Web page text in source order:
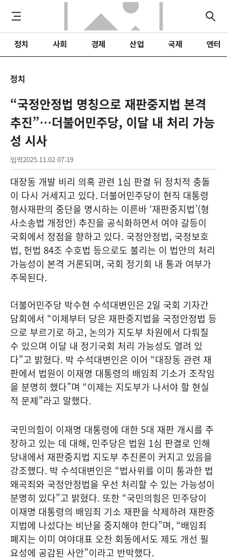
정치 사회 경제 산업 국제 엔터
정치
“국정안정법 명칭으로 재판중지법 본격
추진”…더불어민주당, 이달 내 처리 가능
성 시사
입력2025.11.02 07:19
대장동 개발 비리 의혹 관련 1심 판결 뒤 정치적 충돌
이 다시 거세지고 있다. 더불어민주당이 현직 대통령
형사재판의 중단을 명시하는 이른바 ‘재판중지법’(형
사소송법 개정안) 추진을 공식화하면서 여야 갈등이
국회에서 정점을 향하고 있다. 국정안정법, 국정보호
법, 헌법 84조 수호법 등으로도 불리는 이 법안의 처리
가능성이 본격 거론되며, 국회 정기회 내 통과 여부가
주목된다.
더불어민주당 박수현 수석대변인은 2일 국회 기자간
담회에서 “이제부터 당은 재판중지법을 국정안정법 등
으로 부르기로 하고, 논의가 지도부 차원에서 다뤄질
수 있으며 이달 내 정기국회 처리 가능성도 열려 있
다”고 밝혔다. 박 수석대변인은 이어 “대장동 관련 재
판에서 법원이 이재명 대통령의 배임죄 기소가 조작임
을 분명히 했다”며 “이제는 지도부가 나서야 할 현실
적 문제”라고 말했다.
국민의힘이 이재명 대통령에 대한 5대 재판 개시를 주
장하고 있는 데 대해, 민주당은 법원 1심 판결로 인해
당내에서 재판중지법 지도부 추진론이 커지고 있음을
강조했다. 박 수석대변인은 “법사위를 이미 통과한 법
왜곡죄와 국정안정법을 우선 처리할 수 있는 가능성이
분명히 있다”고 밝혔다. 또한 “국민의힘은 민주당이
이재명 대통령의 배임죄 기소 재판을 삭제하려 재판중
지법에 나섰다는 비난을 중지해야 한다”며, “배임죄
폐지는 이미 여야대표 오찬 회동에서도 제도 개선 필
요성에 공감된 사안”이라고 반박했다.